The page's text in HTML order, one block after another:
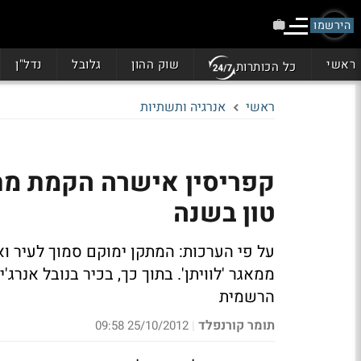
הירשמו
ראשי כל הכותרות שוק ההון גלובל נדל"ן
ראשי אנרגיה ותשתיות
טון בשנה
על פי הערכות: המתקן ימוקם סמוך לעיר
הרשמית
תומר קורנפלד |
25/10/2012 09:58